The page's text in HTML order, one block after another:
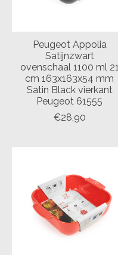
Peugeot Appolia
Satijnzwart
ovenschaal 1100 ml 21
cm 163x163x54 mm
Satin Black vierkant
Peugeot 61555
€28,90